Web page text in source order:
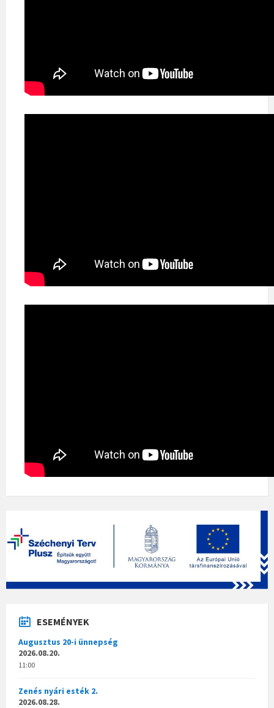
ESEMÉNYEK
Augusztus 20-i ünnepség
2026.08.20.
11:00
Zenés nyári esték 2.
2026.08.28.